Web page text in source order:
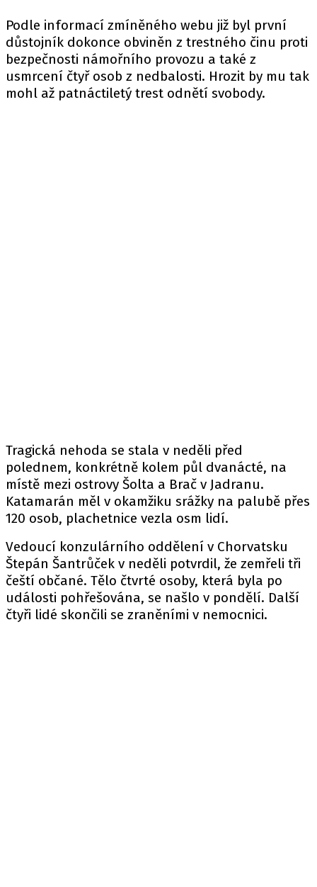
Podle informací zmíněného webu již byl první
důstojník dokonce obviněn z trestného činu proti
bezpečnosti námořního provozu a také z
usmrcení čtyř osob z nedbalosti. Hrozit by mu tak
mohl až patnáctiletý trest odnětí svobody.
Tragická nehoda se stala v neděli před
polednem, konkrétně kolem půl dvanácté, na
místě mezi ostrovy Šolta a Brač v Jadranu.
Katamarán měl v okamžiku srážky na palubě přes
120 osob, plachetnice vezla osm lidí.
Vedoucí konzulárního oddělení v Chorvatsku
Štepán Šantrůček v neděli potvrdil, že zemřeli tři
čeští občané. Tělo čtvrté osoby, která byla po
události pohřešována, se našlo v pondělí. Další
čtyři lidé skončili se zraněními v nemocnici.